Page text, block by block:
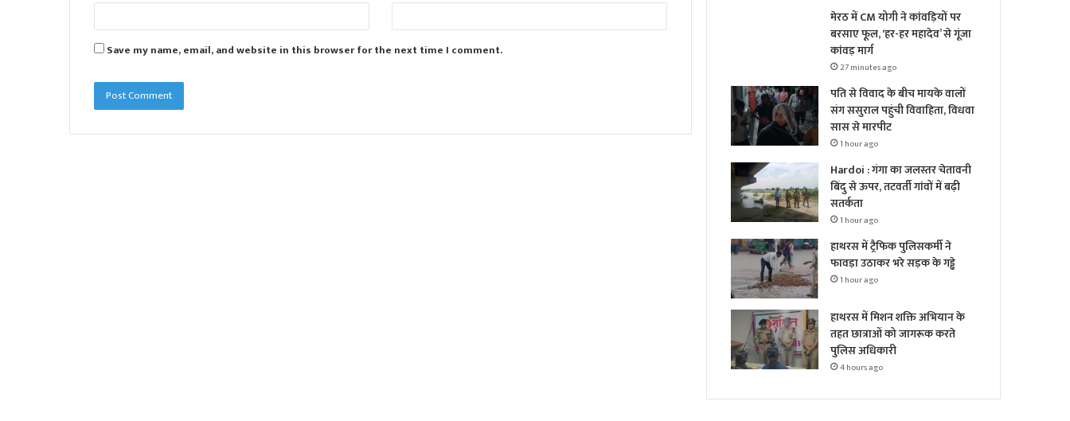
Save my name, email, and website in this browser for the next time I comment.
मेरठ में CM योगी ने कांवड़ियों पर
बरसाए फूल, ‘हर-हर महादेव’ से गूंजा
कांवड़ मार्ग
27 minutes ago
पति से विवाद के बीच मायके वालों
संग ससुराल पहुंची विवाहिता, विधवा
सास से मारपीट
1 hour ago
Hardoi : गंगा का जलस्तर चेतावनी
बिंदु से ऊपर, तटवर्ती गांवों में बढ़ी
सतर्कता
1 hour ago
हाथरस में ट्रैफिक पुलिसकर्मी ने
फावड़ा उठाकर भरे सड़क के गड्ढे
1 hour ago
हाथरस में मिशन शक्ति अभियान के
तहत छात्राओं को जागरूक करते
पुलिस अधिकारी
4 hours ago